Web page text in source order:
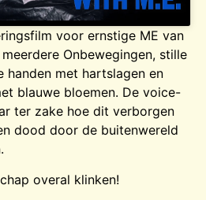
voor ernstige ME van
Onbewegingen, stille
handen met hartslagen en
blauwe bloemen. De voice-
ter zake hoe dit verborgen
dood door de buitenwereld
overal klinken!